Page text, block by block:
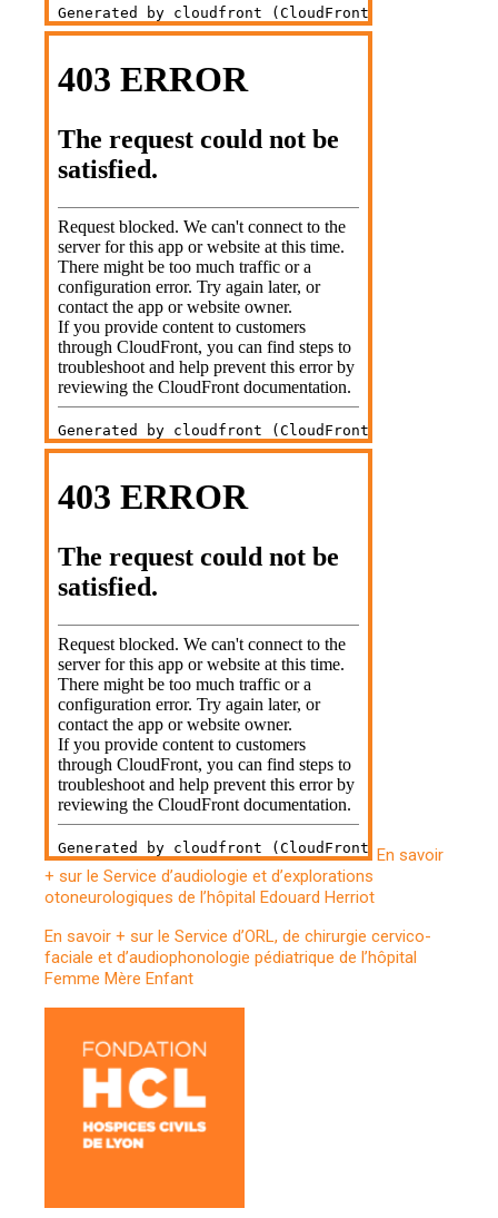
En savoir
+ sur le Service d’audiologie et d’explorations
otoneurologiques de l’hôpital Edouard Herriot
En savoir + sur le Service d’ORL, de chirurgie cervico-
faciale et d’audiophonologie pédiatrique de l’hôpital
Femme Mère Enfant